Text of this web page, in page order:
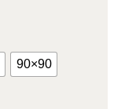
90×90